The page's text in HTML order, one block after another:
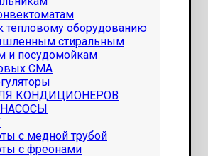
тепловому оборудованию
стиральным
и посудомойкам
СМА
КОНДИЦИОНЕРОВ
с медной трубой
с фреонами